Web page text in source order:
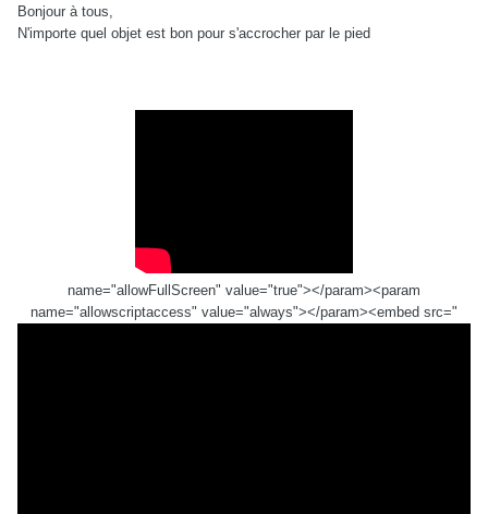
Bonjour à tous,
N'importe quel objet est bon pour s'accrocher par le pied
name="allowFullScreen" value="true"></param><param
name="allowscriptaccess" value="always"></param><embed src="